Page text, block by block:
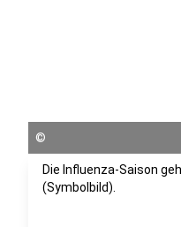
©
Die Influenza-Saison
(Symbolbild).